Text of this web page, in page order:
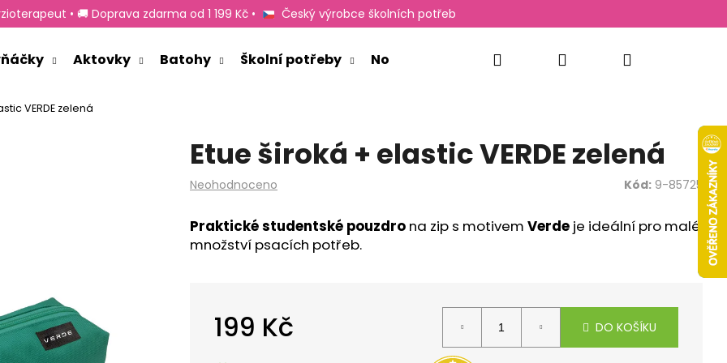
• 🚚 Doprava zdarma od 1 199 Kč • Český výrobce školních potřeb
Aktovky Batohy Školní potřeby Novinky OxyladyHledat PřihlášeníNákupní
VERDE zelená
Průměrné
je
0,0
Neohodnoceno
Etue široká + elastic VERDE zelená
Kód: 9-85725
Praktické studentské pouzdro na zip s motivem Verde je ideální pro malé
množství psacích potřeb.
199 Kč DO KOŠÍKU
HLEDAT